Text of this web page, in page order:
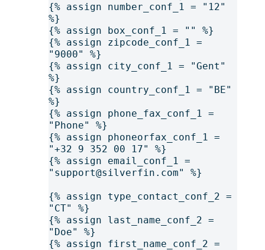
{% assign number_conf_1 = "12"
%}
{% assign box_conf_1 = "" %}
{% assign zipcode_conf_1 =
"9000" %}
{% assign city_conf_1 = "Gent"
%}
{% assign country_conf_1 = "BE"
%}
{% assign phone_fax_conf_1 =
"Phone" %}
{% assign phoneorfax_conf_1 =
"+32 9 352 00 17" %}
{% assign email_conf_1 =
"support@silverfin.com" %}
{% assign type_contact_conf_2 =
"CT" %}
{% assign last_name_conf_2 =
"Doe" %}
{% assign first_name_conf_2 =